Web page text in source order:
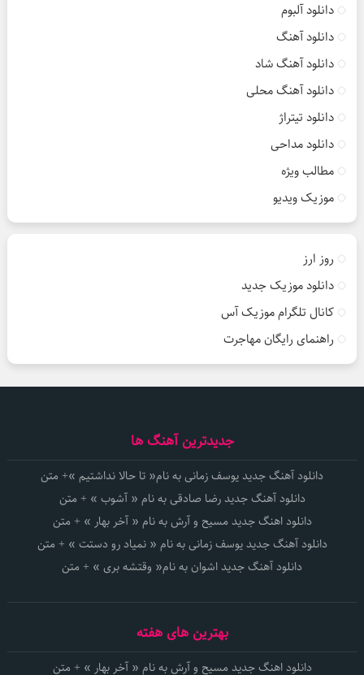
دانلود آلبوم
دانلود آهنگ
دانلود آهنگ شاد
دانلود آهنگ محلی
دانلود تیتراژ
دانلود مداحی
مطالب ویژه
موزیک ویدیو
روز ارز
دانلود موزیک جدید
کانال تلگرام موزیک آس
راهنمای رایگان مهاجرت
جدیدترین آهنگ ها
دانلود آهنگ جدید یوسف زمانی به نام« تا حالا نداشتیم »+ متن
دانلود آهنگ جدید رضا صادقی به نام « آشوب » + متن
دانلود اهنگ جدید مسیح و آرش به نام « آخر بهار » + متن
دانلود آهنگ جدید یوسف زمانی به نام « نمیاد رو دستت » + متن
دانلود آهنگ جدید اشوان به نام« وقتشه بری » + متن
بهترین های هفته
دانلود اهنگ جدید مسیح و آرش به نام « آخر بهار » + متن